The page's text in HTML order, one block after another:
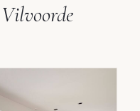
Vilvoorde